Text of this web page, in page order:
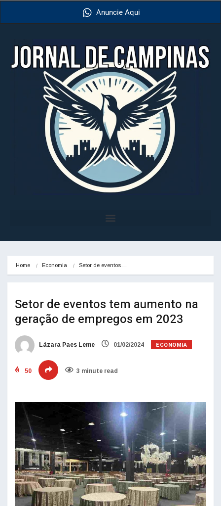
Anuncie Aqui
Home Economia Setor de eventos…
Setor de eventos tem aumento na
geração de empregos em 2023
Lázara Paes Leme 01/02/2024 ECONOMIA
50 3 minute read